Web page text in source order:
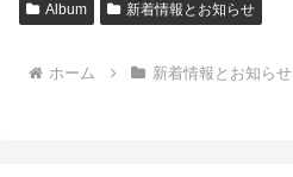
Album 新着情報とお知らせ
ホーム 新着情報とお知らせ